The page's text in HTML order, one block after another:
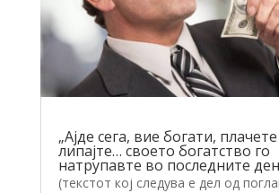
„Ајде сега, вие богати,
липајте… своето богатство го
натрупавте во последните
(текстот кој следува е дел од